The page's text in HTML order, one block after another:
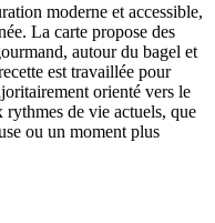
moderne et accessible,
La carte propose des
autour du bagel et
est travaillée pour
orienté vers le
rythmes de vie actuels, que
ou un moment plus